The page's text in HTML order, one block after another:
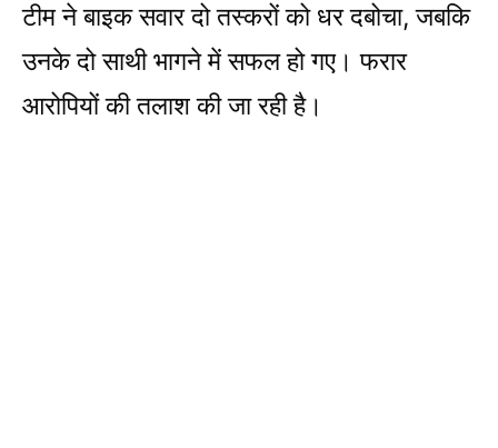
टीम ने बाइक सवार दो तस्करों को धर दबोचा, जबकि
उनके दो साथी भागने में सफल हो गए। फरार
आरोपियों की तलाश की जा रही है।